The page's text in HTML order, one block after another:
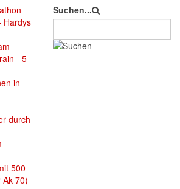
Hardys
- 5
in
durch
500
Ak 70)
Suchen...